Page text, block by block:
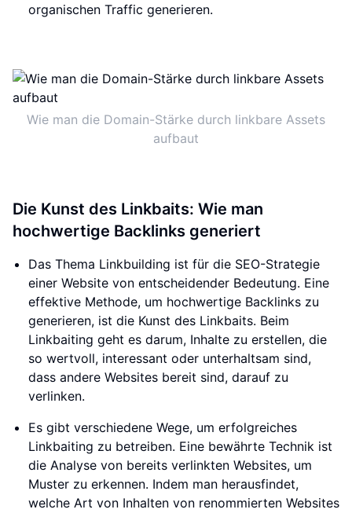
organischen Traffic generieren.
Wie man die Domain-Stärke durch linkbare Assets
aufbaut
Die Kunst des Linkbaits: Wie man
hochwertige Backlinks generiert
Das Thema Linkbuilding ist für die SEO-Strategie
einer Website von entscheidender Bedeutung. Eine
effektive Methode, um hochwertige Backlinks zu
generieren, ist die Kunst des Linkbaits. Beim
Linkbaiting geht es darum, Inhalte zu erstellen, die
so wertvoll, interessant oder unterhaltsam sind,
dass andere Websites bereit sind, darauf zu
verlinken.
Es gibt verschiedene Wege, um erfolgreiches
Linkbaiting zu betreiben. Eine bewährte Technik ist
die Analyse von bereits verlinkten Websites, um
Muster zu erkennen. Indem man herausfindet,
welche Art von Inhalten von renommierten Websites